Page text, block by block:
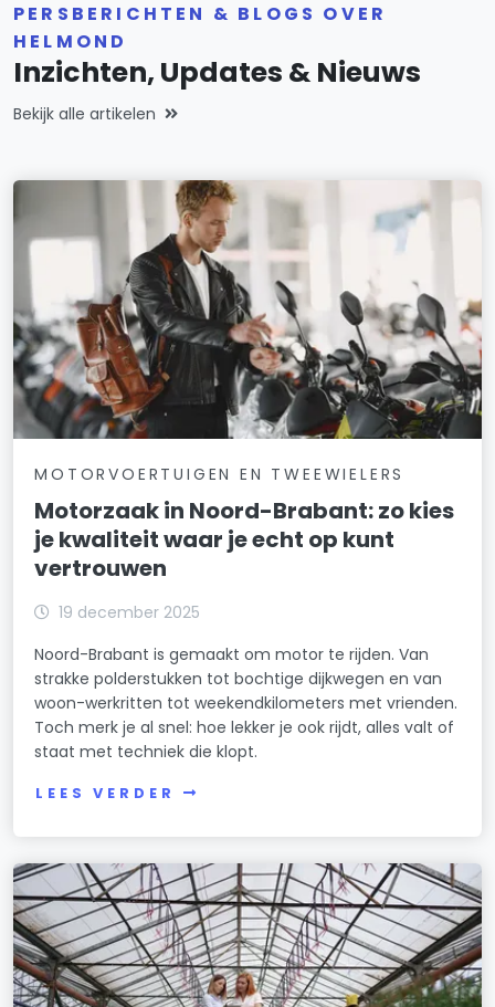
PERSBERICHTEN & BLOGS OVER
HELMOND
Inzichten, Updates & Nieuws
Bekijk alle artikelen
MOTORVOERTUIGEN EN TWEEWIELERS
Motorzaak in Noord-Brabant: zo kies
je kwaliteit waar je echt op kunt
vertrouwen
19 december 2025
Noord-Brabant is gemaakt om motor te rijden. Van
strakke polderstukken tot bochtige dijkwegen en van
woon-werkritten tot weekendkilometers met vrienden.
Toch merk je al snel: hoe lekker je ook rijdt, alles valt of
staat met techniek die klopt.
LEES VERDER